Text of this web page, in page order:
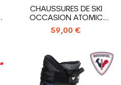
CHAUSSURES DE SKI
OCCASION ATOMIC
HAWX MAGNA R75
59,00 €